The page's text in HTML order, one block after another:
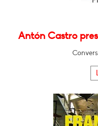
Antón Castro